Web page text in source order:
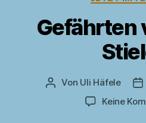
Gefährten
Beitragsautor
Von Uli Häfele
Keine